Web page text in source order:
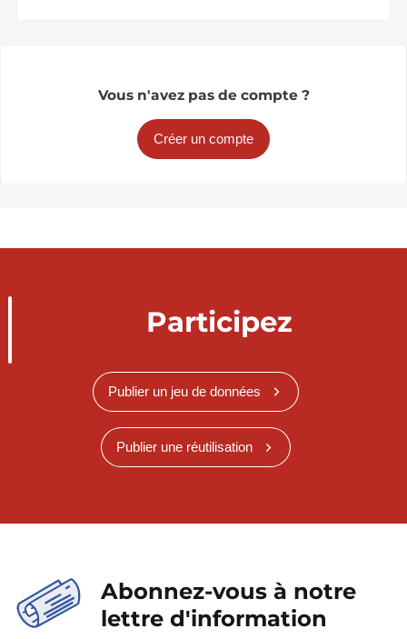
Vous n'avez pas de compte ?
Créer un compte
Participez
Publier un jeu de données
Publier une réutilisation
Abonnez-vous à notre
lettre d'information